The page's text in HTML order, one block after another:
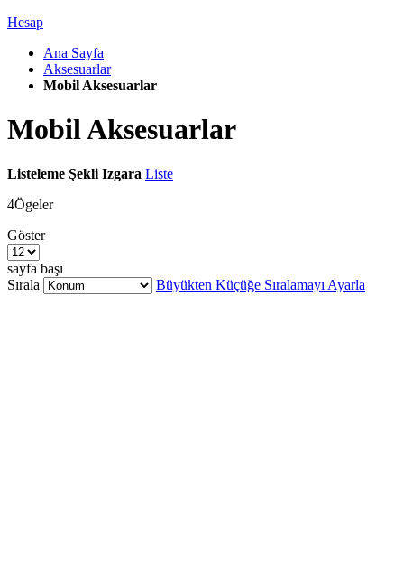
Hesap
Ana Sayfa
Aksesuarlar
Mobil Aksesuarlar
Mobil Aksesuarlar
Listeleme Şekli Izgara Liste
4Ögeler
Göster
sayfa başı
Sırala
Büyükten Küçüğe Sıralamayı Ayarla